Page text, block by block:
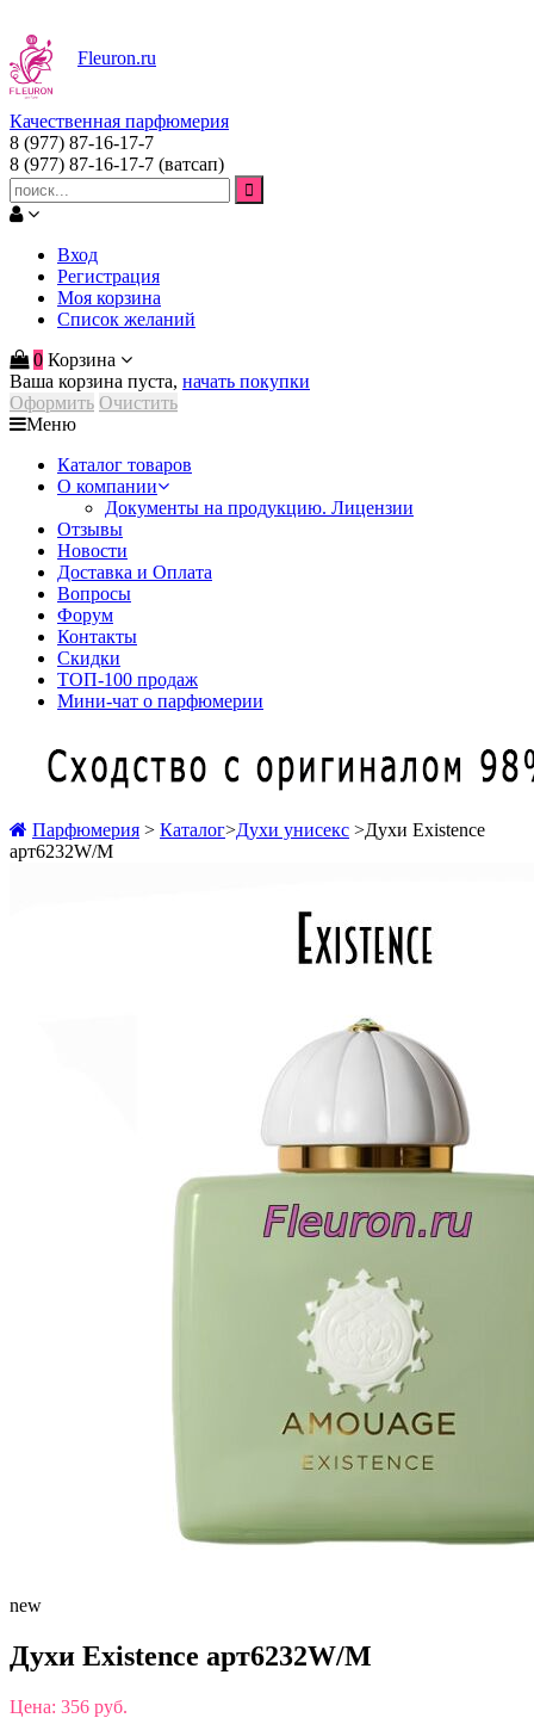
Fleuron.ru
Качественная парфюмерия
8 (977) 87-16-17-7
8 (977) 87-16-17-7 (ватсап)
Вход
Регистрация
Моя корзина
Список желаний
0 Корзина
Ваша корзина пуста, начать покупки
Оформить Очистить
Меню
Каталог товаров
О компании
Документы на продукцию. Лицензии
Отзывы
Новости
Доставка и Оплата
Вопросы
Форум
Контакты
Скидки
ТОП-100 продаж
Мини-чат о парфюмерии
Парфюмерия > Каталог>Духи унисекс >Духи Existence
арт6232W/M
new
Духи Existence арт6232W/M
Цена: 356 руб.